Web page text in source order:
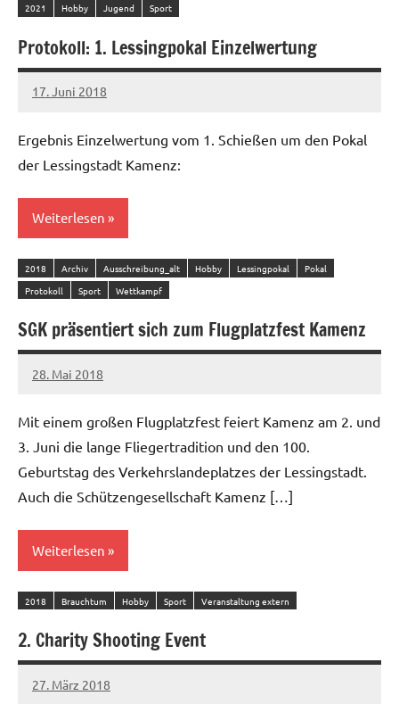
2021 Hobby Jugend Sport
Protokoll: 1. Lessingpokal Einzelwertung
17. Juni 2018
admin
Ergebnis Einzelwertung vom 1. Schießen um den Pokal
der Lessingstadt Kamenz:
Weiterlesen
2018 Archiv Ausschreibung_alt Hobby Lessingpokal
Pokal
Protokoll
Sport Wettkampf
SGK präsentiert sich zum Flugplatzfest Kamenz
28. Mai 2018
admin
Mit einem großen Flugplatzfest feiert Kamenz am 2. und
3. Juni die lange Fliegertradition und den 100.
Geburtstag des Verkehrslandeplatzes der Lessingstadt.
Auch die Schützengesellschaft Kamenz […]
Weiterlesen
2018 Brauchtum Hobby Sport Veranstaltung extern
2. Charity Shooting Event
27. März 2018
admin